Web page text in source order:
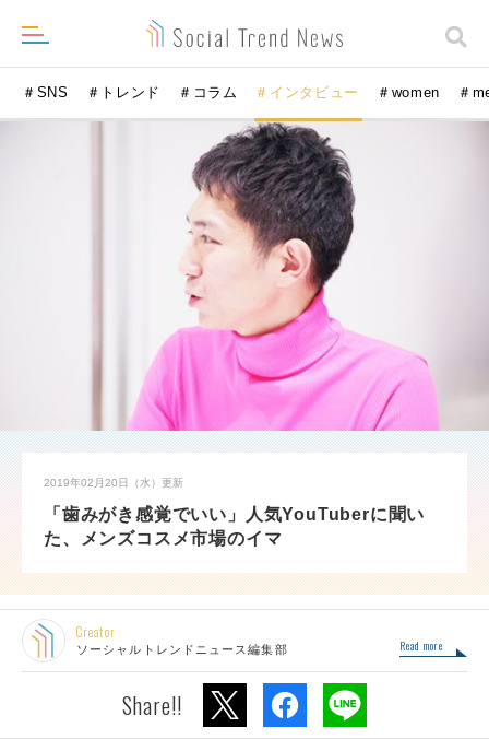
＃SNS ＃トレンド ＃コラム ＃インタビュー ＃women ＃
2019年02月20日（水） 更新
「歯みがき感覚でいい」人気YouTuberに聞い
た、メンズコスメ市場のイマ
Creator
ソーシャルトレンドニュース編集部 Read more
Share!!